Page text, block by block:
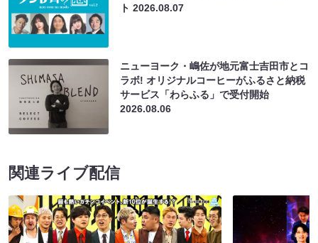
ト2026.08.07
ニューヨーク・嶋佐が地元富士吉田市とコ
ラボ! オリジナルコーヒーがふるさと納税
サービス「わらふる」で受付開始
2026.08.06
関連ライブ配信